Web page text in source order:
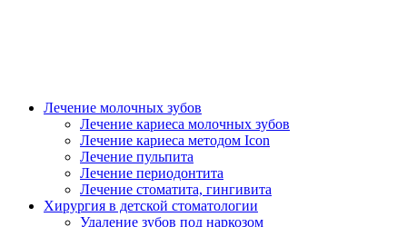
Лечение молочных зубов
Лечение кариеса молочных зубов
Лечение кариеса методом Icon
Лечение пульпита
Лечение периодонтита
Лечение стоматита, гингивита
Хирургия в детской стоматологии
Удаление зубов под наркозом